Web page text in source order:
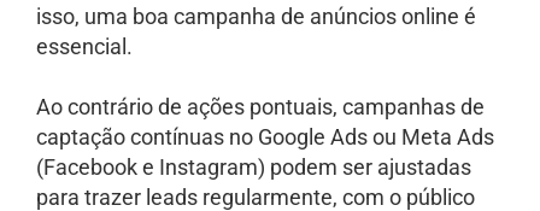
isso, uma boa campanha de anúncios online é
essencial.
Ao contrário de ações pontuais, campanhas de
captação contínuas no Google Ads ou Meta Ads
(Facebook e Instagram) podem ser ajustadas
para trazer leads regularmente, com o público